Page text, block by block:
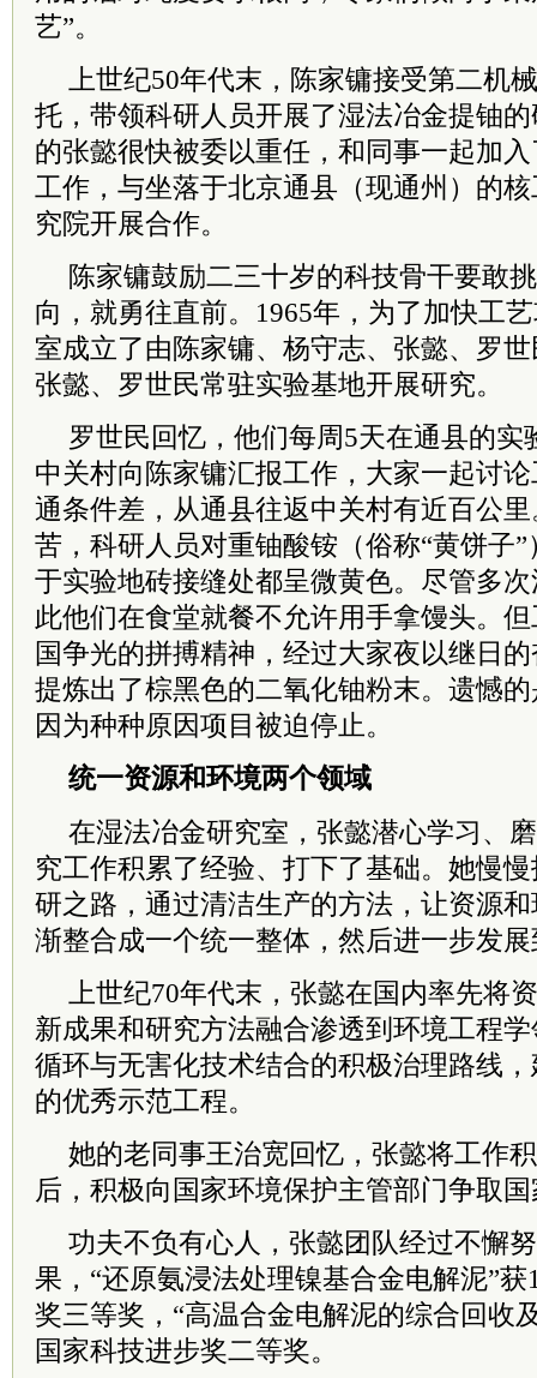
艺”。
上世纪50年代末，陈家镛接受第二机
托，带领科研人员开展了湿法冶金提铀
的张懿很快被委以重任，和同事一起加
工作，与坐落于北京通县（现通州）的
究院开展合作。
陈家镛鼓励二三十岁的科技骨干要敢
向，就勇往直前。1965年，为了加快工
室成立了由陈家镛、杨守志、张懿、罗
张懿、罗世民常驻实验基地开展研究。
罗世民回忆，他们每周5天在通县的实
中关村向陈家镛汇报工作，大家一起讨
通条件差，从通县往返中关村有近百公
苦，科研人员对重铀酸铵（俗称“黄饼子
于实验地砖接缝处都呈微黄色。尽管多
此他们在食堂就餐不允许用手拿馒头。
国争光的拼搏精神，经过大家夜以继日
提炼出了棕黑色的二氧化铀粉末。遗憾
因为种种原因项目被迫停止。
统一资源和环境两个领域
在湿法冶金研究室，张懿潜心学习、
究工作积累了经验、打下了基础。她慢
研之路，通过清洁生产的方法，让资源
渐整合成一个统一整体，然后进一步发
上世纪70年代末，张懿在国内率先将
新成果和研究方法融合渗透到环境工程
循环与无害化技术结合的积极治理路线
的优秀示范工程。
她的老同事王治宽回忆，张懿将工作
后，积极向国家环境保护主管部门争取
功夫不负有心人，张懿团队经过不懈
果，“还原氨浸法处理镍基合金电解泥”
奖三等奖，“高温合金电解泥的综合回收
国家科技进步奖二等奖。